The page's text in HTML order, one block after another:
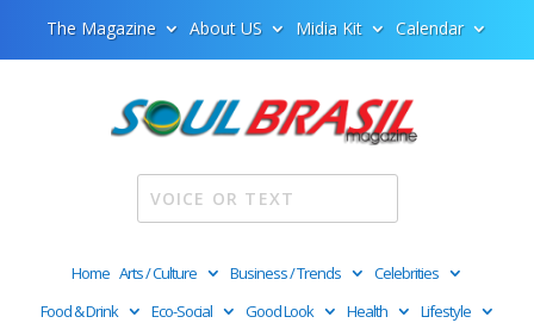
The Magazine About US Midia Kit Calendar
Home Arts / Culture Business / Trends
Celebrities
Food & Drink
Eco-Social Good Look Health
Lifestyle